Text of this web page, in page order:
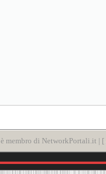
è membro di NetworkPortali.it | [